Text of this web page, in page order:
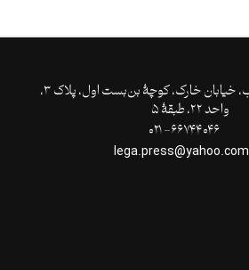
تهـران،‌ خیابان انقلاب، خیابان خارک، کوچۀ بن‌بست اول، پلاک ۳،
واحد ۲۲، طبقۀ ۵